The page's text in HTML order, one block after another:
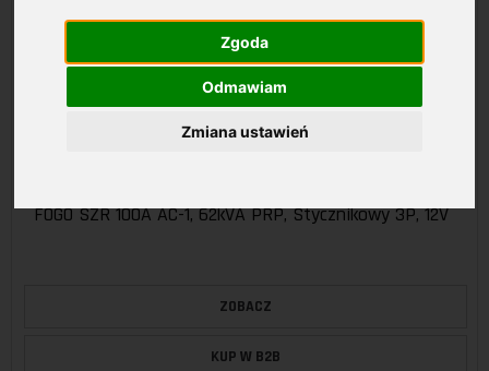
Zgoda
Odmawiam
Zmiana ustawień
FOGO SZR 100A AC-1, 62kVA PRP, Stycznikowy 3P, 12V
ZOBACZ
KUP W B2B